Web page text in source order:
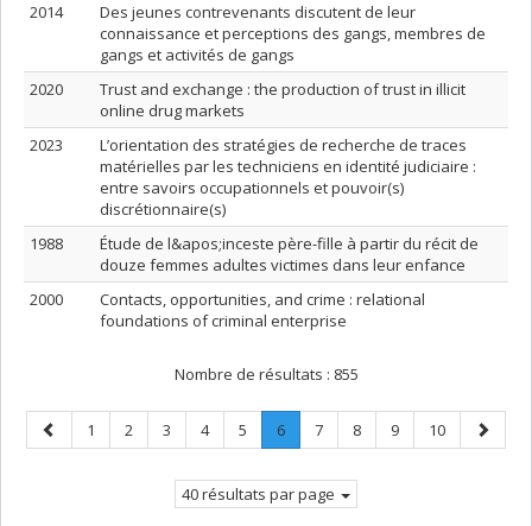
2014
Des jeunes contrevenants discutent de leur
connaissance et perceptions des gangs, membres de
gangs et activités de gangs
2020
Trust and exchange : the production of trust in illicit
online drug markets
2023
L’orientation des stratégies de recherche de traces
matérielles par les techniciens en identité judiciaire :
entre savoirs occupationnels et pouvoir(s)
discrétionnaire(s)
1988
Étude de l&apos;inceste père-fille à partir du récit de
douze femmes adultes victimes dans leur enfance
2000
Contacts, opportunities, and crime : relational
foundations of criminal enterprise
Nombre de résultats : 855
Page
précédente
Page
1 Page
2 Page
3 Page
4 Page
5 Page
6.
Page
Page
7 Page
8 Page
9 Page
10
Page
40 résultats par page